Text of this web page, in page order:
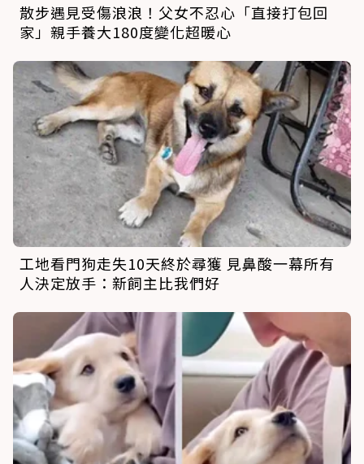
散步遇見受傷浪浪！父女不忍心「直接打包回
家」親手養大180度變化超暖心
工地看門狗走失10天終於尋獲 見鼻酸一幕所有
人決定放手：新飼主比我們好